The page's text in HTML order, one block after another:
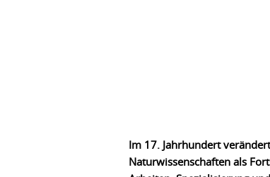
Im 17. Jahrhundert
Naturwissenschaften als